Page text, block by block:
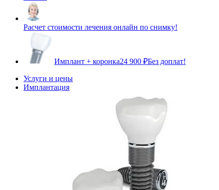
Расчет стоимости лечения онлайн по снимку!
Имплант + коронка24 900 ₽Без доплат!
Услуги и цены
Имплантация